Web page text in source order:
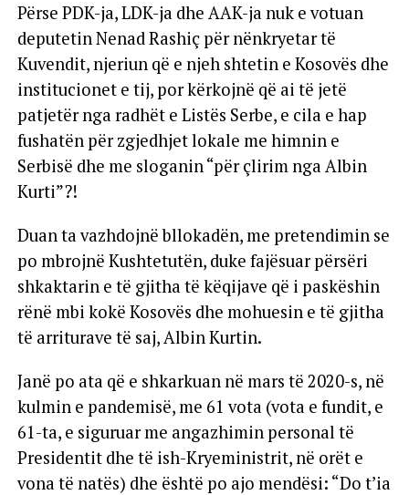
Përse PDK-ja, LDK-ja dhe AAK-ja nuk e votuan
deputetin Nenad Rashiç për nënkryetar të
Kuvendit, njeriun që e njeh shtetin e Kosovës dhe
institucionet e tij, por kërkojnë që ai të jetë
patjetër nga radhët e Listës Serbe, e cila e hap
fushatën për zgjedhjet lokale me himnin e
Serbisë dhe me sloganin “për çlirim nga Albin
Kurti”?!
Duan ta vazhdojnë bllokadën, me pretendimin se
po mbrojnë Kushtetutën, duke fajësuar përsëri
shkaktarin e të gjitha të këqijave që i paskëshin
rënë mbi kokë Kosovës dhe mohuesin e të gjitha
të arriturave të saj, Albin Kurtin.
Janë po ata që e shkarkuan në mars të 2020-s, në
kulmin e pandemisë, me 61 vota (vota e fundit, e
61-ta, e siguruar me angazhimin personal të
Presidentit dhe të ish-Kryeministrit, në orët e
vona të natës) dhe është po ajo mendësi: “Do t’ia